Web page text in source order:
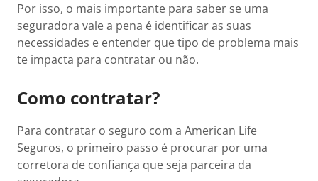
Por isso, o mais importante para saber se uma
seguradora vale a pena é identificar as suas
necessidades e entender que tipo de problema mais
te impacta para contratar ou não.
Como contratar?
Para contratar o seguro com a American Life
Seguros, o primeiro passo é procurar por uma
corretora de confiança que seja parceira da